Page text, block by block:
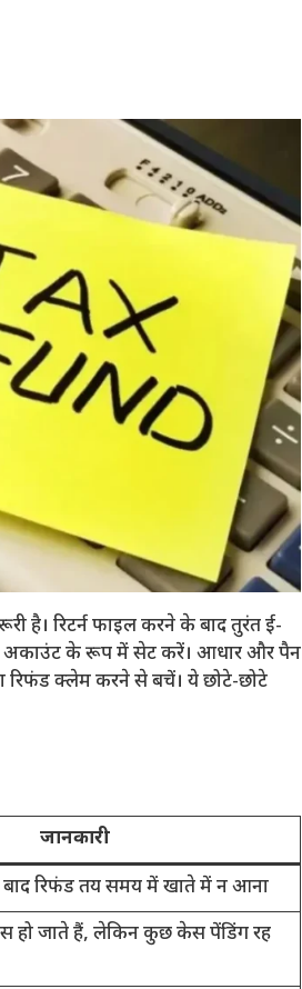
है। रिटर्न फाइल करने के बाद तुरंत ई-
अकाउंट के रूप में सेट करें। आधार और पैन
रिफंड क्लेम करने से बचें। ये छोटे-छोटे
जानकारी
रिफंड तय समय में खाते में न आना
हो जाते हैं, लेकिन कुछ केस पेंडिंग रह